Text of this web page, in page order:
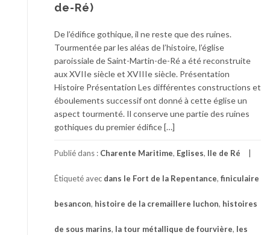
de-Ré)
De l’édifice gothique, il ne reste que des ruines.
Tourmentée par les aléas de l’histoire, l’église
paroissiale de Saint-Martin-de-Ré a été reconstruite
aux XVIIe siècle et XVIIIe siècle. Présentation
Histoire Présentation Les différentes constructions et
éboulements successif ont donné à cette église un
aspect tourmenté. Il conserve une partie des ruines
gothiques du premier édifice […]
Publié dans : Charente Maritime, Eglises, Ile de Ré
Étiqueté avec dans le Fort de la Repentance, finiculaire
besancon, histoire de la cremaillere luchon, histoires
de sous marins, la tour métallique de fourvière, les